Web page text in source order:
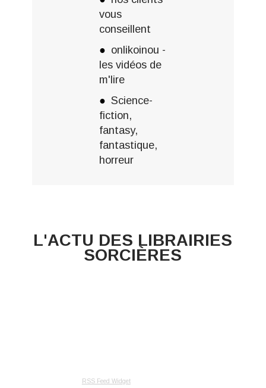
vous
conseillent
onlikoinou -
les vidéos de
m'lire
Science-
fiction,
fantasy,
fantastique,
horreur
L'ACTU DES LIBRAIRIES
SORCIÈRES
RSS Feed Widget